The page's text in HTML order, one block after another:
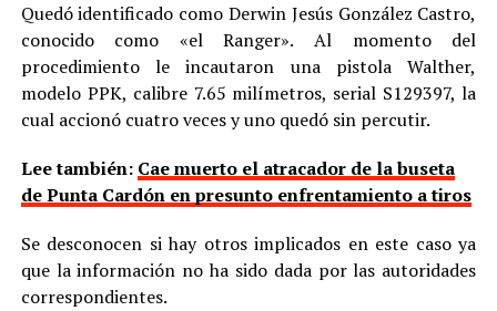
Quedó identificado como Derwin Jesús González Castro,
conocido como «el Ranger». Al momento del
procedimiento le incautaron una pistola Walther,
modelo PPK, calibre 7.65 milímetros, serial S129397, la
cual accionó cuatro veces y uno quedó sin percutir.
Lee también: Cae muerto el atracador de la buseta
de Punta Cardón en presunto enfrentamiento a tiros
Se desconocen si hay otros implicados en este caso ya
que la información no ha sido dada por las autoridades
correspondientes.